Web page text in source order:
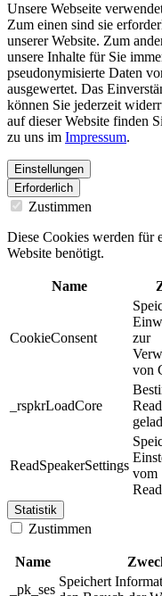
Unsere Webseite
Zum einen sind sie
unserer Website. Zum
unsere Inhalte für Sie
pseudonymisierte Daten
ausgewertet. Das
können Sie jederzeit
auf dieser Website finden
zu uns im Impressum.
Einstellungen
Erforderlich
Zustimmen
Diese Cookies werden für
Website benötigt.
Name
CookieConsent
zur
von
_rspkrLoadCore
ReadSpeakerSettings
vom
Statistik
Zustimmen
Name
_pk_ses
Speichert